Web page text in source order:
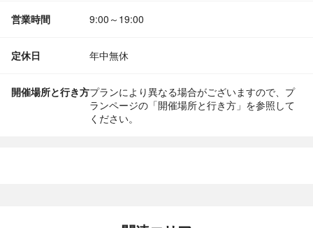
営業時間 9:00～19:00
定休日 年中無休
開催場所と行き方プランにより異なる場合がございますので、プ
ランページの「開催場所と行き方」を参照して
ください。